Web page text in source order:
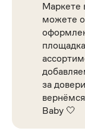
Маркете
можете
за
Baby 🤍